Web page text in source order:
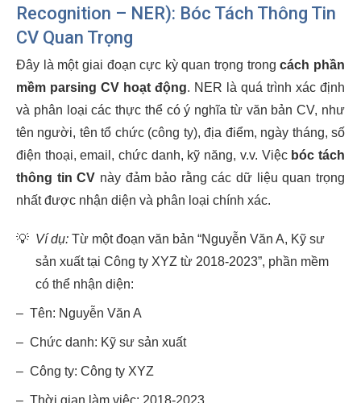
Recognition – NER): Bóc Tách Thông Tin
CV Quan Trọng
Đây là một giai đoạn cực kỳ quan trọng trongcách phần
mềm parsing CV hoạt động. NER là quá trình xác định
và phân loại các thực thể có ý nghĩa từ văn bản CV, như
tên người, tên tổ chức (công ty), địa điểm, ngày tháng, số
điện thoại, email, chức danh, kỹ năng, v.v. Việc bóc tách
thông tin CV này đảm bảo rằng các dữ liệu quan trọng
nhất được nhận diện và phân loại chính xác.
💡 Ví dụ: Từ một đoạn văn bản “Nguyễn Văn A, Kỹ sư
sản xuất tại Công ty XYZ từ 2018-2023”, phần mềm
có thể nhận diện:
– Tên: Nguyễn Văn A
– Chức danh: Kỹ sư sản xuất
– Công ty: Công ty XYZ
– Thời gian làm việc: 2018-2023